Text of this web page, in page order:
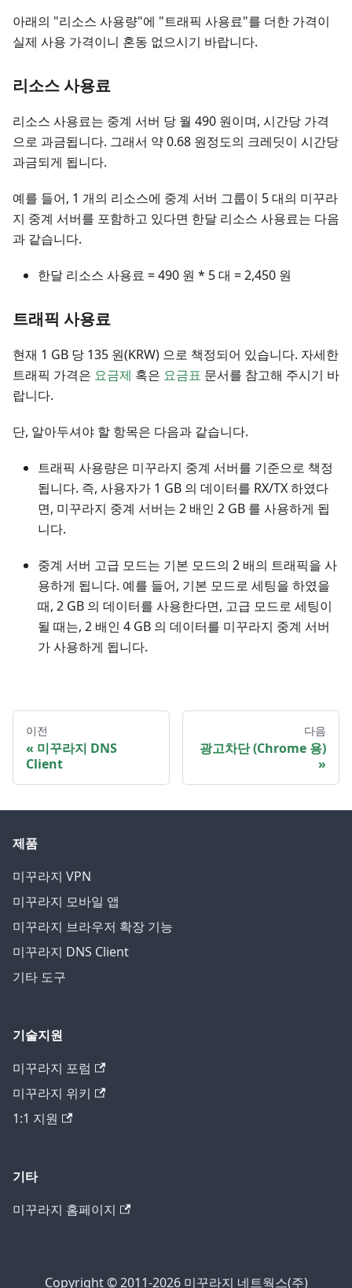
아래의 "리소스 사용량"에 "트래픽 사용료"를 더한 가격이
실제 사용 가격이니 혼동 없으시기 바랍니다.
리소스 사용료
리소스 사용료는 중계 서버 당 월 490 원이며, 시간당 가격
으로 과금됩니다. 그래서 약 0.68 원정도의 크레딧이 시간당
과금되게 됩니다.
예를 들어, 1 개의 리소스에 중계 서버 그룹이 5 대의 미꾸라
지 중계 서버를 포함하고 있다면 한달 리소스 사용료는 다음
과 같습니다.
한달 리소스 사용료 = 490 원 * 5 대 = 2,450 원
트래픽 사용료
현재 1 GB 당 135 원(KRW) 으로 책정되어 있습니다. 자세한
트래픽 가격은 요금제 혹은 요금표 문서를 참고해 주시기 바
랍니다.
단, 알아두셔야 할 항목은 다음과 같습니다.
트래픽 사용량은 미꾸라지 중계 서버를 기준으로 책정
됩니다. 즉, 사용자가 1 GB 의 데이터를 RX/TX 하였다
면, 미꾸라지 중계 서버는 2 배인 2 GB 를 사용하게 됩
니다.
중계 서버 고급 모드는 기본 모드의 2 배의 트래픽을 사
용하게 됩니다. 예를 들어, 기본 모드로 세팅을 하였을
때, 2 GB 의 데이터를 사용한다면, 고급 모드로 세팅이
될 때는, 2 배인 4 GB 의 데이터를 미꾸라지 중계 서버
가 사용하게 됩니다.
이전
미꾸라지 DNS
Client
다음
광고차단 (Chrome 용)
제품
미꾸라지 VPN
미꾸라지 모바일 앱
미꾸라지 브라우저 확장 기능
미꾸라지 DNS Client
기타 도구
기술지원
미꾸라지 포럼
미꾸라지 위키
1:1 지원
기타
미꾸라지 홈페이지
Copyright © 2011-2026 미꾸라지 네트웍스(주)